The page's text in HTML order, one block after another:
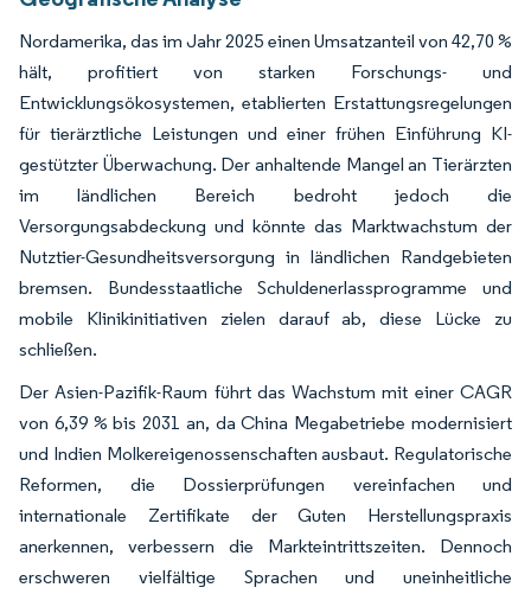
Nordamerika, das im Jahr 2025 einen Umsatzanteil von 42,70 %
hält, profitiert von starken Forschungs- und
Entwicklungsökosystemen, etablierten Erstattungsregelungen
für tierärztliche Leistungen und einer frühen Einführung KI-
gestützter Überwachung. Der anhaltende Mangel an Tierärzten
im ländlichen Bereich bedroht jedoch die
Versorgungsabdeckung und könnte das Marktwachstum der
Nutztier-Gesundheitsversorgung in ländlichen Randgebieten
bremsen. Bundesstaatliche Schuldenerlassprogramme und
mobile Klinikinitiativen zielen darauf ab, diese Lücke zu
schließen.
Der Asien-Pazifik-Raum führt das Wachstum mit einer CAGR
von 6,39 % bis 2031 an, da China Megabetriebe modernisiert
und Indien Molkereigenossenschaften ausbaut. Regulatorische
Reformen, die Dossierprüfungen vereinfachen und
internationale Zertifikate der Guten Herstellungspraxis
anerkennen, verbessern die Markteintrittszeiten. Dennoch
erschweren vielfältige Sprachen und uneinheitliche